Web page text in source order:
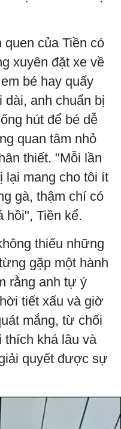
của Tiền có
xuyên đặt xe về
bé hay quấy
dài, anh chuẩn bị
hút để bé dễ
quan tâm nhỏ
thiết. "Mỗi lần
lại mang cho tôi ít
gà, thậm chí có
hồi", Tiền kể.
thiếu những
gặp một hành
rằng anh tự ý
tiết xấu và giờ
mắng, từ chối
thích khá lâu và
quyết được sự